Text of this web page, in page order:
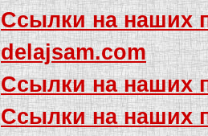
Ссылки на наших
delajsam.com
Ссылки на наших
Ссылки на наших